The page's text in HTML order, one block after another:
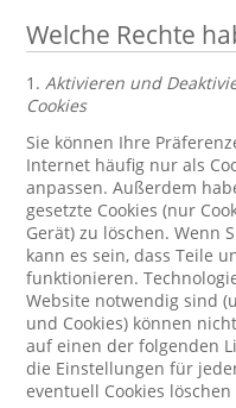
Welche Rechte
1.Aktivieren und
Cookies
Sie können Ihre
Internet häufig nur als
anpassen. Außerdem
gesetzte Cookies (nur
Gerät) zu löschen. Wenn
kann es sein, dass Teile
funktionieren.
Website notwendig sind
und Cookies) können
auf einen der folgenden
die Einstellungen für
eventuell Cookies